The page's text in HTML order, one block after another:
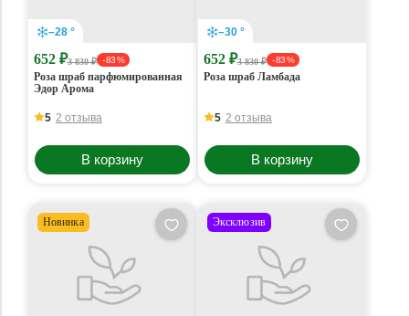
–28 °
652 ₽3 830 ₽ - 83 %
Роза шраб парфюмированная
Эдор Арома
5 2 отзыва
В корзину
–30 °
652 ₽3 830 ₽ - 83 %
Роза шраб Ламбада
5 2 отзыва
В корзину
Новинка Эксклюзив